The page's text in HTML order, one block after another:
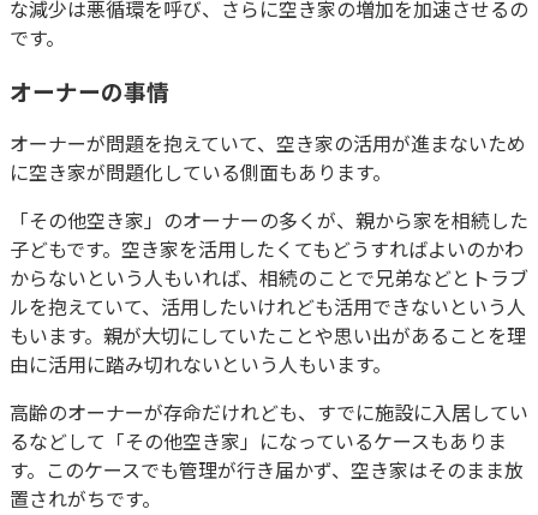
な減少は悪循環を呼び、さらに空き家の増加を加速させるの
です。
オーナーの事情
オーナーが問題を抱えていて、空き家の活用が進まないため
に空き家が問題化している側面もあります。
「その他空き家」のオーナーの多くが、親から家を相続した
子どもです。空き家を活用したくてもどうすればよいのかわ
からないという人もいれば、相続のことで兄弟などとトラブ
ルを抱えていて、活用したいけれども活用できないという人
もいます。親が大切にしていたことや思い出があることを理
由に活用に踏み切れないという人もいます。
高齢のオーナーが存命だけれども、すでに施設に入居してい
るなどして「その他空き家」になっているケースもありま
す。このケースでも管理が行き届かず、空き家はそのまま放
置されがちです。